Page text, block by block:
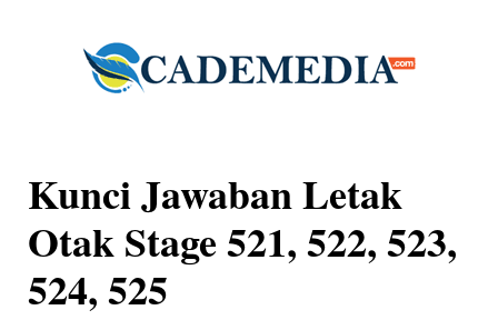
Kunci Jawaban Letak
Otak Stage 521, 522, 523,
524, 525